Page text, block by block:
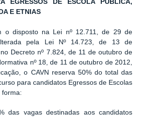
DE ESCOLA PÚBLICA,
E ETNIAS
o disposto na Lei nº 12.711, de 29 de
pela Lei Nº 14.723, de 13 de
Decreto nº 7.824, de 11 de outubro de
nº 18, de 11 de outubro de 2012,
o CAVN reserva 50% do total das
para candidatos Egressos de Escolas
forma:
vagas destinadas aos candidatos